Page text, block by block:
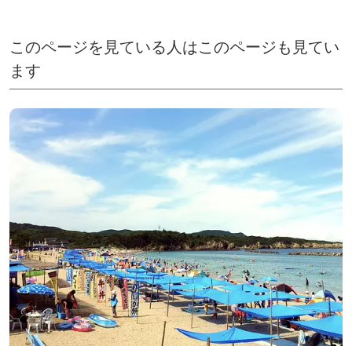
このページを見ている人はこのページも見てい
ます